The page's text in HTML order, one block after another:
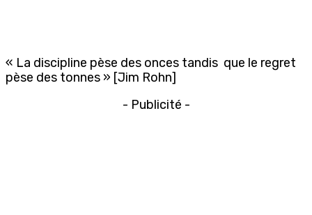
« La discipline pèse des onces tandis que le regret
pèse des tonnes » [Jim Rohn]
- Publicité -